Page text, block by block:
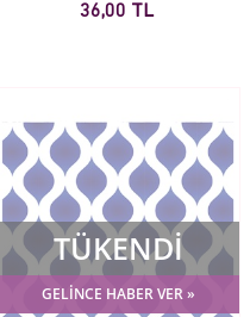
36,00 TL
TÜKENDİ
GELİNCE HABER VER »